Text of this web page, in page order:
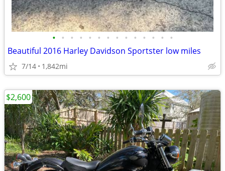
• • • • • • • • • • • • • •
Beautiful 2016 Harley Davidson Sportster low miles
7/14 1,842mi
$2,600